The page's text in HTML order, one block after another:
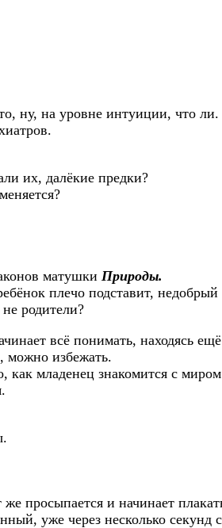
ну, на уровне интуиции, что ли.
их, далёкие предки?
матушки Природы.
плечо подставит, недобрый
родители?
всё понимать, находясь
можно избежать.
как младенец знакомится с
просыпается и начинает
уже через несколько секунд